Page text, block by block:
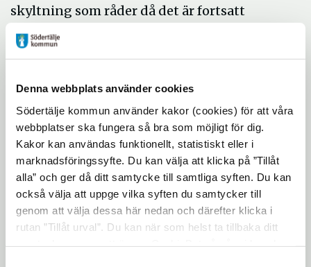
Denna webbplats använder cookies
Södertälje kommun använder kakor (cookies) för att våra
webbplatser ska fungera så bra som möjligt för dig.
Kakor kan användas funktionellt, statistiskt eller i
marknadsföringssyfte. Du kan välja att klicka på ”Tillåt
alla” och ger då ditt samtycke till samtliga syften. Du kan
också välja att uppge vilka syften du samtycker till
genom att välja dessa här nedan och därefter klicka i
rutan ”Tillåt urval”. Du kan när som helst ta tillbaka ditt
skyltning som råder då det är fortsatt
arbetsområde. Var också extra uppmärksam
på arbetsfordon i området.